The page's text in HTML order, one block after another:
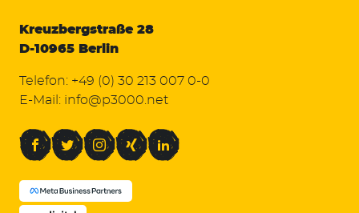
Kreuzbergstraße 28
D-10965 Berlin
Telefon: +49 (0) 30 213 007 0-0
E-Mail: info@p3000.net
FacebookTwitterInstagramXing LinkedIn